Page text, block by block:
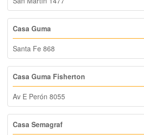
Casa Guma
Santa Fe 868
Casa Guma Fisherton
Av E Perón 8055
Casa Semagraf